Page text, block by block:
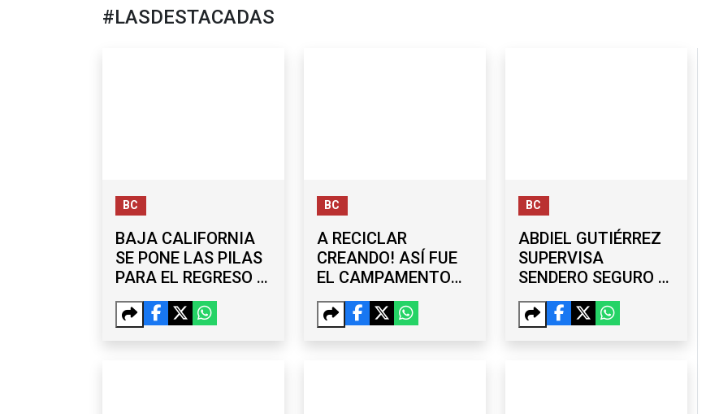
#LASDESTACADAS
BC
BAJA CALIFORNIA
SE PONE LAS PILAS
PARA EL REGRESO A
CLASES
BC
A RECICLAR
CREANDO! ASÍ FUE
EL CAMPAMENTO
QUE UNIÓ ARTE Y
CONCIENCIA
BC
ABDIEL GUTIÉRREZ
SUPERVISA
SENDERO SEGURO Y
NUEVA TECHUMBRE
EN SECUNDARIA DE